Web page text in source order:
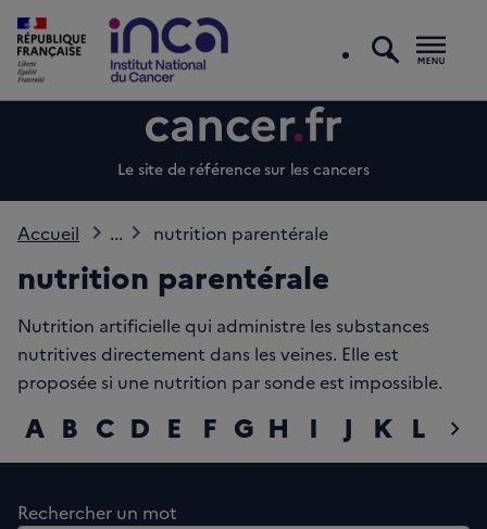
Le site de référence sur les cancers
Accueil ... nutrition parentérale
nutrition parentérale
Nutrition artificielle qui administre les substances
nutritives directement dans les veines. Elle est
proposée si une nutrition par sonde est impossible.
chevron_right
A B C D E F G H I J K L M
Rechercher un mot